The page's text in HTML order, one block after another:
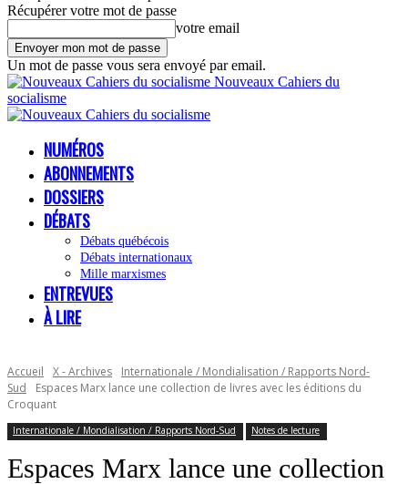
Récupérer votre mot de passe
votre email
Un mot de passe vous sera envoyé par email.
Nouveaux Cahiers du
socialisme
NUMÉROS
ABONNEMENTS
DOSSIERS
DÉBATS
Débats québécois
Débats internationaux
Mille marxismes
ENTREVUES
À LIRE
Accueil X - Archives
Internationale / Mondialisation / Rapports Nord-
Sud
Espaces Marx lance une collection de livres avec les éditions du
Croquant
Internationale / Mondialisation / Rapports Nord-Sud Notes de lecture
Espaces Marx lance une collection